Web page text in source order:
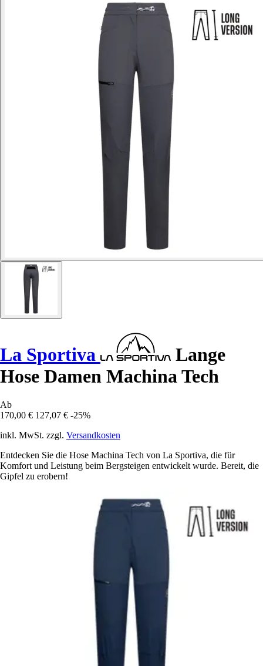
La Sportiva
Lange
Hose Damen Machina Tech
Ab
170,00 € 127,07 € -25%
inkl. MwSt. zzgl. Versandkosten
Entdecken Sie die Hose Machina Tech von La Sportiva, die für
Komfort und Leistung beim Bergsteigen entwickelt wurde. Bereit, die
Gipfel zu erobern!